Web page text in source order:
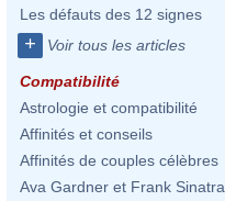
Les défauts des 12 signes
+ Voir tous les articles
Compatibilité
Astrologie et compatibilité
Affinités et conseils
Affinités de couples célèbres
Ava Gardner et Frank Sinatra